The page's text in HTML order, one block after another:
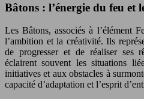
Bâtons : l’énergie du feu et
Les Bâtons, associés à l’élément
l’ambition et la créativité. Ils
de progresser et de réaliser ses
éclairent souvent les situations
initiatives et aux obstacles à
capacité d’adaptation et l’esprit